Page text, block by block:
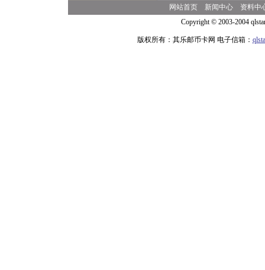
网站首页 新闻中心
资料中
Copyright © 2003-2004
版权所有：其乐邮币卡网 电子信箱：